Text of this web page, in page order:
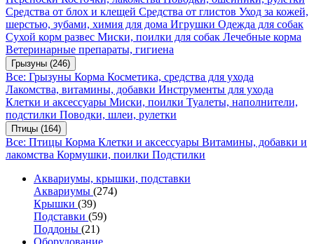
Средства от блох и клещей Средства от глистов Уход за кожей,
шерстью, зубами, химия для дома Игрушки Одежда для собак
Сухой корм развес Миски, поилки для собак Лечебные корма
Ветеринарные препараты, гигиена
Грызуны (246)
Все: Грызуны Корма Косметика, средства для ухода
Лакомства, витамины, добавки Инструменты для ухода
Клетки и аксессуары Миски, поилки Туалеты, наполнители,
подстилки Поводки, шлеи, рулетки
Птицы (164)
Все: Птицы Корма Клетки и аксессуары Витамины, добавки и
лакомства Кормушки, поилки Подстилки
Аквариумы, крышки, подставки
Аквариумы (274)
Крышки (39)
Подставки (59)
Поддоны (21)
Оборудование